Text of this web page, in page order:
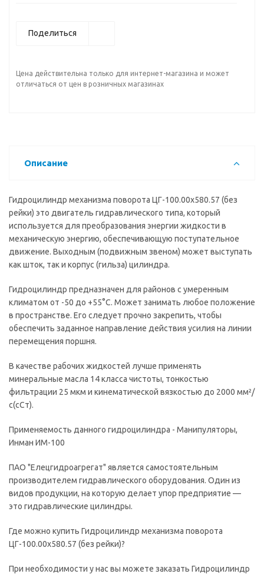
Поделиться
Цена действительна только для интернет-магазина и может
отличаться от цен в розничных магазинах
Описание
Гидроцилиндр механизма поворота ЦГ-100.00х580.57 (без
рейки) это двигатель гидравлического типа, который
используется для преобразования энергии жидкости в
механическую энергию, обеспечивающую поступательное
движение. Выходным (подвижным звеном) может выступать
как шток, так и корпус (гильза) цилиндра.
Гидроцилиндр предназначен для районов с умеренным
климатом от -50 до +55°С. Может занимать любое положение
в пространстве. Его следует прочно закрепить, чтобы
обеспечить заданное направление действия усилия на линии
перемещения поршня.
В качестве рабочих жидкостей лучше применять
минеральные масла 14 класса чистоты, тонкостью
фильтрации 25 мкм и кинематической вязкостью до 2000 мм²/
с(сСт).
Применяемость данного гидроцилиндра - Манипуляторы,
Инман ИМ-100
ПАО "Елецгидроагрегат" является самостоятельным
производителем гидравлического оборудования. Один из
видов продукции, на которую делает упор предприятие —
это гидравлические цилиндры.
Где можно купить Гидроцилиндр механизма поворота
ЦГ-100.00х580.57 (без рейки)?
При необходимости у нас вы можете заказать Гидроцилиндр